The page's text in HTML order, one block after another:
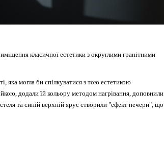
класичної естетики з округлими гранітними
яка могла би спілкуватися з тою естетикою
додали їй кольору методом нагрівання, доповнили
та синій верхній ярус створили "ефект печери", що